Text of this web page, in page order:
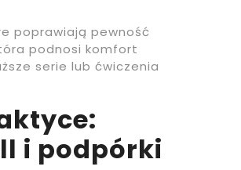
poprawiają pewność
podnosi komfort
serie lub ćwiczenia
i podpórki